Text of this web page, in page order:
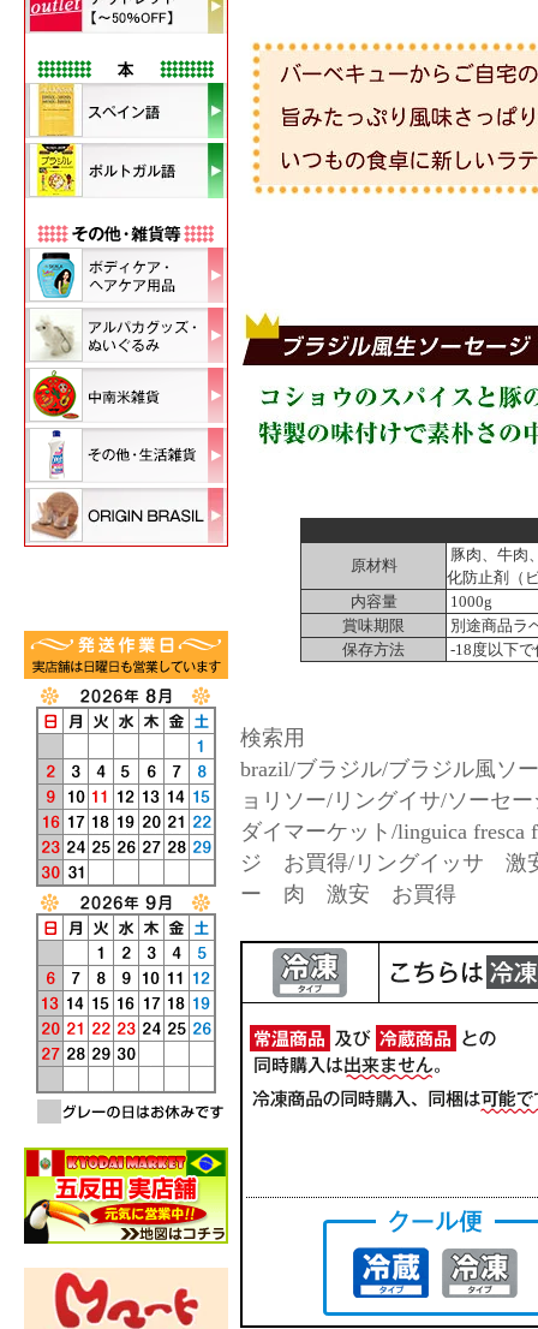
原材料
豚肉、牛肉
化防止剤（
内容量
1000g
賞味期限
別途商品ラ
保存方法
-18度以下
検索用
brazil/ブラジル/ブラジル風ソ
ョリソー/リングイサ/ソーセ
ダイマーケット/linguica
ジ お買得/リングイッサ 激
ー 肉 激安 お買得